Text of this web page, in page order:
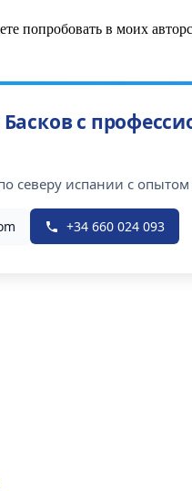
попробовать в моих
с
северу испании с опытом
+34 660 024 093